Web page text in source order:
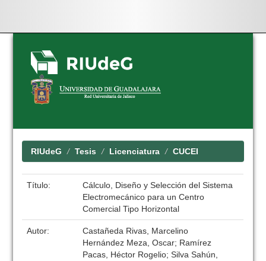
Skip
navigation
RIUdeG Tesis Licenciatura CUCEI
Título:
Cálculo, Diseño y Selección del Sistema
Electromecánico para un Centro
Comercial Tipo Horizontal
Autor:
Castañeda Rivas, Marcelino
Hernández Meza, Oscar; Ramírez
Pacas, Héctor Rogelio; Silva Sahún,